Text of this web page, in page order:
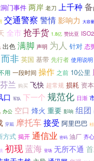
门事件 两岸 老刀 上千种
交通警察 警情影响力 大容量
全市抢手货 1.8亿 赞比亚
出色 满脚 声明 为人 针对 态
而非 英国 基带 先行者 使用说明
用 一段时间 操作 之前 10公里
芬兰 购买 飞快 超常规 损耗 资本
口 军队 下一个 规范化 日渐
办公 空口 烽火 重要 影响 组团
穿戴 摩托车接受 阿里巴巴
方式 揭开 通信业 密码 油厂 齐心
初现蓝海 登场 无所不通